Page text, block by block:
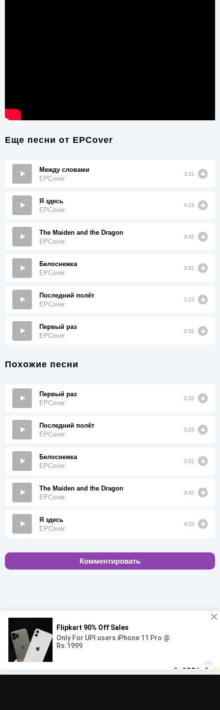
Еще песни от EPCover
Между словами
EPCover
3:11
Я здесь
EPCover
4:23
The Maiden and the Dragon
EPCover
3:42
Белоснежка
EPCover
3:31
Последний полёт
EPCover
3:23
Первый раз
EPCover
2:32
Похожие песни
Первый раз
EPCover
2:32
Последний полёт
EPCover
3:23
Белоснежка
EPCover
3:31
The Maiden and the Dragon
EPCover
3:42
Я здесь
EPCover
4:23
Комментировать
00:00